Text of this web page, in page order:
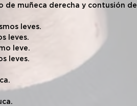
de muñeca derecha y contusión de
leves.
leves.
leve.
leves.